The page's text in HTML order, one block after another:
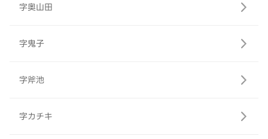
字奥山田
字鬼子
字斧池
字カチキ